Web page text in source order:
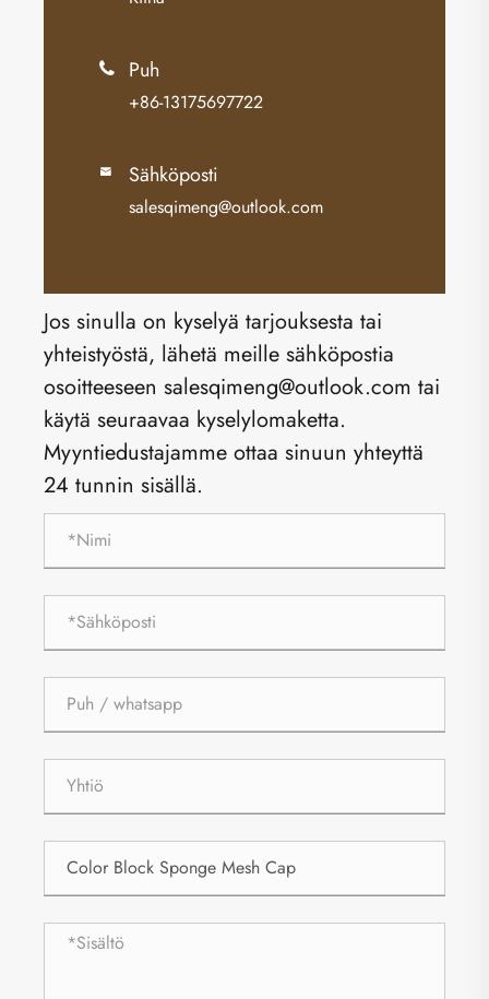
 Puh
+86-13175697722
 Sähköposti
salesqimeng@outlook.com
Jos sinulla on kyselyä tarjouksesta tai
yhteistyöstä, lähetä meille sähköpostia
osoitteeseen salesqimeng@outlook.com tai
käytä seuraavaa kyselylomaketta.
Myyntiedustajamme ottaa sinuun yhteyttä
24 tunnin sisällä.